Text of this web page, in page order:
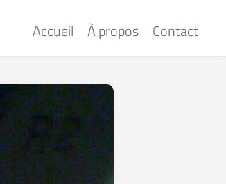
Accueil À propos Contact